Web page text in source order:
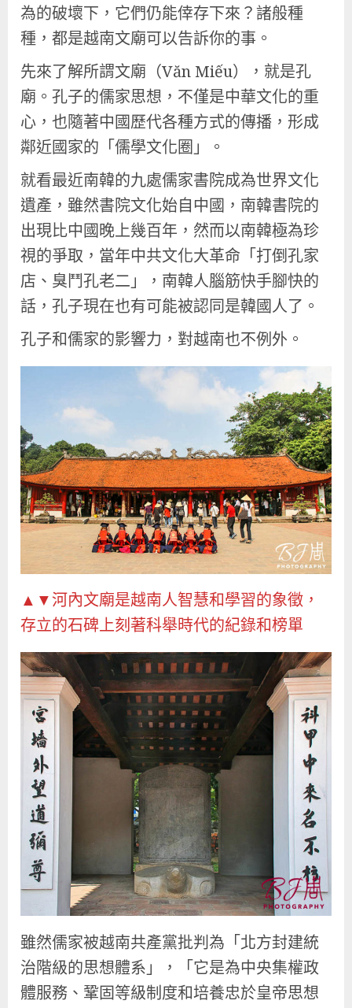
為的破壞下，它們仍能倖存下來？諸般種
種，都是越南文廟可以告訴你的事。
先來了解所謂文廟（Văn Miếu），就是孔
廟。孔子的儒家思想，不僅是中華文化的重
心，也隨著中國歷代各種方式的傳播，形成
鄰近國家的「儒學文化圈」。
就看最近南韓的九處儒家書院成為世界文化
遺產，雖然書院文化始自中國，南韓書院的
出現比中國晚上幾百年，然而以南韓極為珍
視的爭取，當年中共文化大革命「打倒孔家
店、臭鬥孔老二」，南韓人腦筋快手腳快的
話，孔子現在也有可能被認同是韓國人了。
孔子和儒家的影響力，對越南也不例外。
▲▼河內文廟是越南人智慧和學習的象徵，
存立的石碑上刻著科舉時代的紀錄和榜單
雖然儒家被越南共產黨批判為「北方封建統
治階級的思想體系」，「它是為中央集權政
體服務、鞏固等級制度和培養忠於皇帝思想